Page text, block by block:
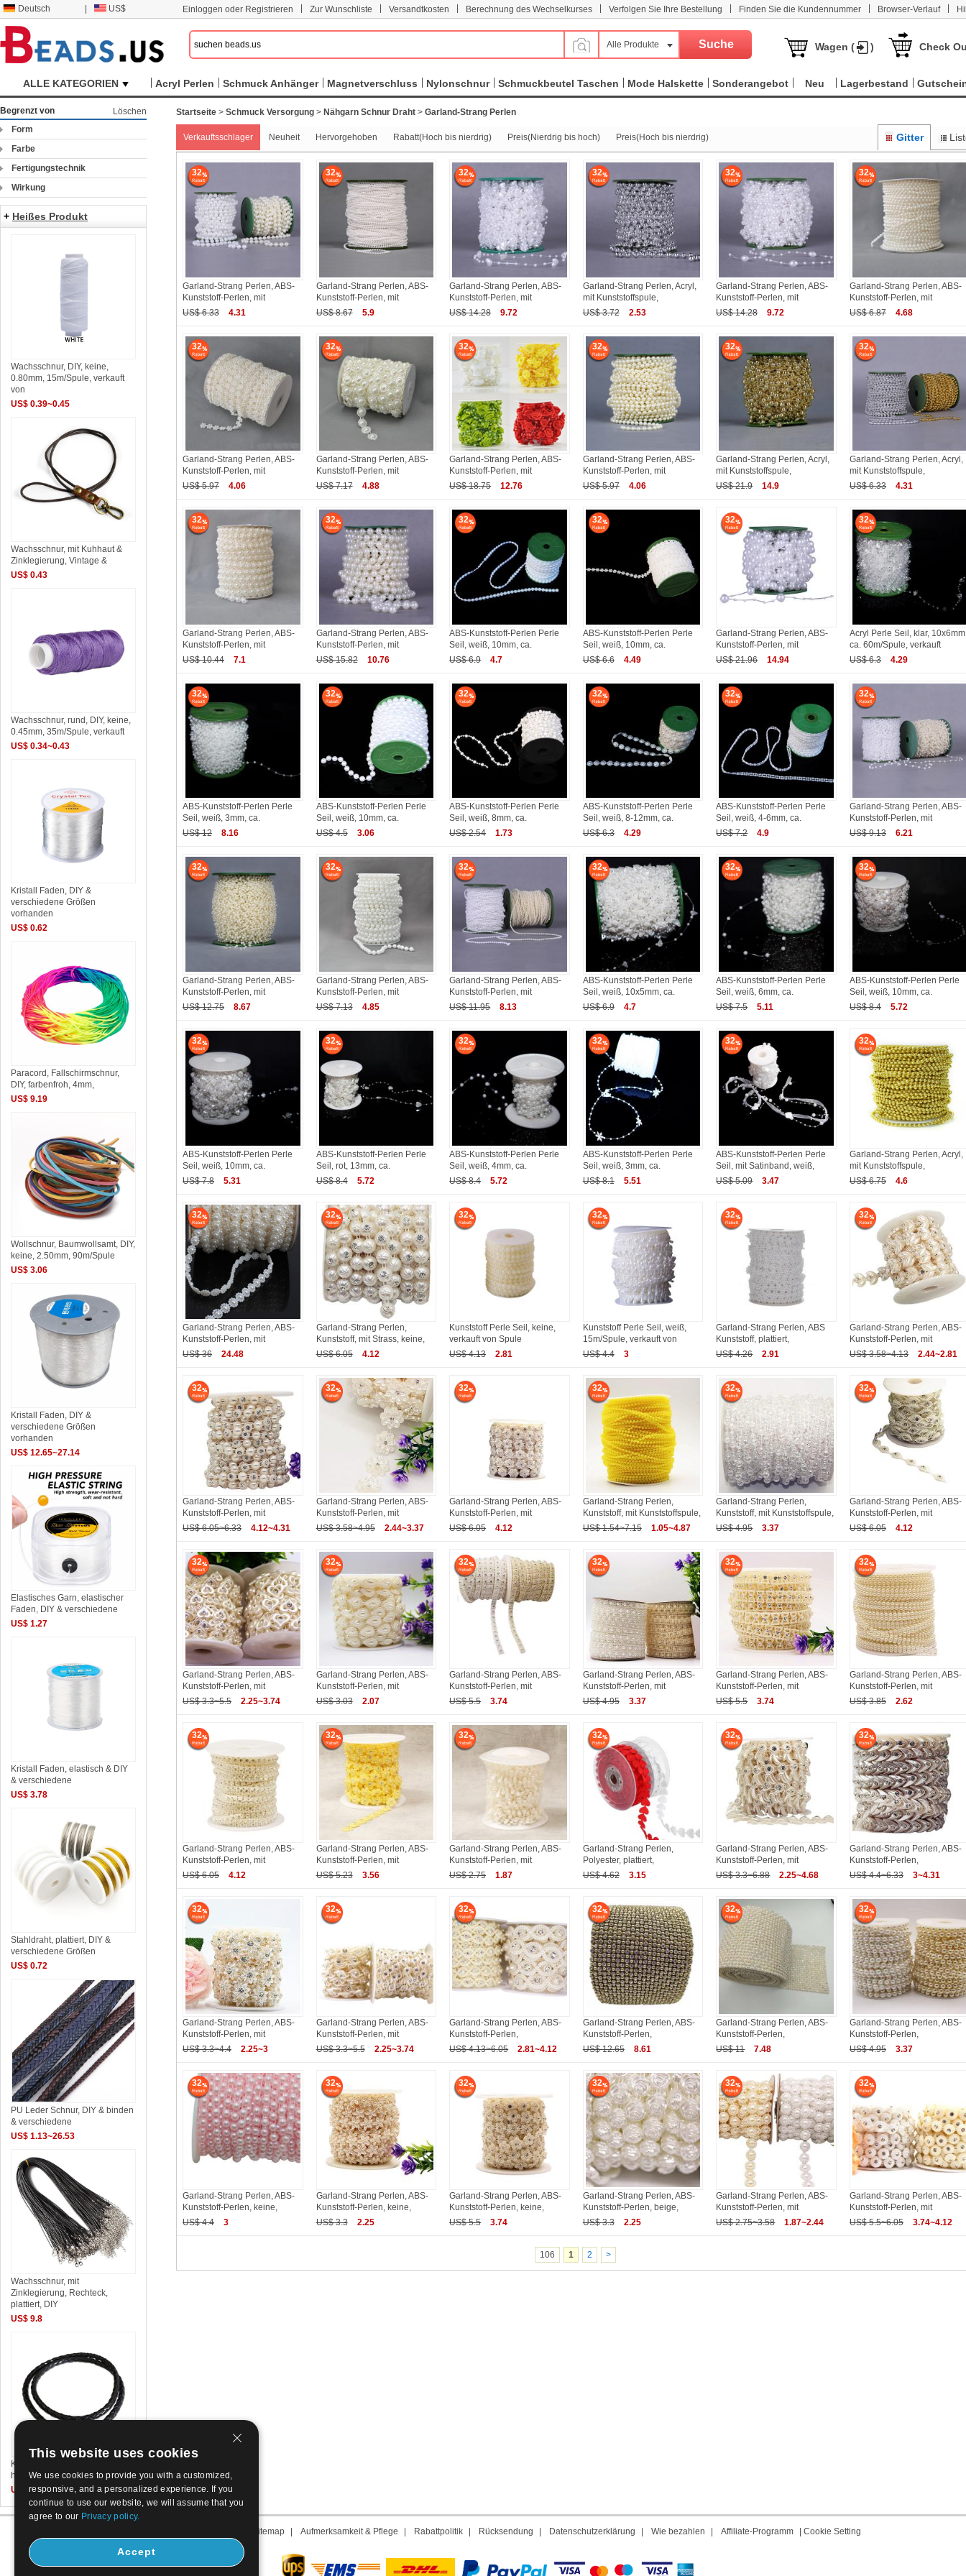
Deutsch US$ Einloggen oder Registrieren Zur Wunschliste Versandtkosten Berechnung des Wechselkurses Verfolgen Sie Ihre Bestellung Finden Sie die Kundennummer Browser-Verlauf
Alle Produkte Wagen ( ) Check
ALLE KATEGORIEN Acryl Perlen Schmuck Anhänger Magnetverschluss Nylonschnur Schmuckbeutel Taschen Mode Halskette Sonderangebot Neu Lagerbestand
Startseite> Schmuck Versorgung> Nähgarn Schnur Draht> Garland-Strang Perlen
Verkauftsschlager Neuheit Hervorgehoben Rabatt(Hoch bis nierdrig) Preis(Nierdrig bis hoch) Preis(Hoch bis nierdrig) Gitter
32
Garland-Strang Perlen, ABS-
Kunststoff-Perlen, mit
US$ 6.33
4.31
32
Garland-Strang Perlen, ABS-
Kunststoff-Perlen, mit
US$ 8.67
5.9
32
Garland-Strang Perlen, ABS-
Kunststoff-Perlen, mit
US$ 14.28
9.72
32
Garland-Strang Perlen, Acryl,
mit Kunststoffspule,
US$ 3.72
2.53
32
Garland-Strang Perlen, ABS-
Kunststoff-Perlen, mit
US$ 14.28
9.72
32
Garland-Strang Perlen, ABS-
Kunststoff-Perlen, mit
US$ 6.87
4.68
32
Garland-Strang Perlen, ABS-
Kunststoff-Perlen, mit
US$ 5.97
4.06
32
Garland-Strang Perlen, ABS-
Kunststoff-Perlen, mit
US$ 7.17
4.88
32
Garland-Strang Perlen, ABS-
Kunststoff-Perlen, mit
US$ 18.75
12.76
32
Garland-Strang Perlen, ABS-
Kunststoff-Perlen, mit
US$ 5.97
4.06
32
Garland-Strang Perlen, Acryl,
mit Kunststoffspule,
US$ 21.9
14.9
32
Garland-Strang Perlen, Acryl,
mit Kunststoffspule,
US$ 6.33
4.31
32
Garland-Strang Perlen, ABS-
Kunststoff-Perlen, mit
US$ 10.44
7.1
32
Garland-Strang Perlen, ABS-
Kunststoff-Perlen, mit
US$ 15.82
10.76
32
ABS-Kunststoff-Perlen Perle
Seil, weiß, 10mm, ca.
US$ 6.9
4.7
32
ABS-Kunststoff-Perlen Perle
Seil, weiß, 10mm, ca.
US$ 6.6
4.49
32
Garland-Strang Perlen, ABS-
Kunststoff-Perlen, mit
US$ 21.96
14.94
32
Acryl Perle Seil, klar,
ca. 60m/Spule, verkauft
US$ 6.3
4.29
32
ABS-Kunststoff-Perlen Perle
Seil, weiß, 3mm, ca.
US$ 12
8.16
32
ABS-Kunststoff-Perlen Perle
Seil, weiß, 10mm, ca.
US$ 4.5
3.06
32
ABS-Kunststoff-Perlen Perle
Seil, weiß, 8mm, ca.
US$ 2.54
1.73
32
ABS-Kunststoff-Perlen Perle
Seil, weiß, 8-12mm, ca.
US$ 6.3
4.29
32
ABS-Kunststoff-Perlen Perle
Seil, weiß, 4-6mm, ca.
US$ 7.2
4.9
32
Garland-Strang Perlen, ABS-
Kunststoff-Perlen, mit
US$ 9.13
6.21
32
Garland-Strang Perlen, ABS-
Kunststoff-Perlen, mit
US$ 12.75
8.67
32
Garland-Strang Perlen, ABS-
Kunststoff-Perlen, mit
US$ 7.13
4.85
32
Garland-Strang Perlen, ABS-
Kunststoff-Perlen, mit
US$ 11.95
8.13
32
ABS-Kunststoff-Perlen Perle
Seil, weiß, 10x5mm, ca.
US$ 6.9
4.7
32
ABS-Kunststoff-Perlen Perle
Seil, weiß, 6mm, ca.
US$ 7.5
5.11
32
ABS-Kunststoff-Perlen Perle
Seil, weiß, 10mm, ca.
US$ 8.4
5.72
32
ABS-Kunststoff-Perlen Perle
Seil, weiß, 10mm, ca.
US$ 7.8
5.31
32
ABS-Kunststoff-Perlen Perle
Seil, rot, 13mm, ca.
US$ 8.4
5.72
32
ABS-Kunststoff-Perlen Perle
Seil, weiß, 4mm, ca.
US$ 8.4
5.72
32
ABS-Kunststoff-Perlen Perle
Seil, weiß, 3mm, ca.
US$ 8.1
5.51
32
ABS-Kunststoff-Perlen Perle
Seil, mit Satinband, weiß,
US$ 5.09
3.47
32
Garland-Strang Perlen, Acryl,
mit Kunststoffspule,
US$ 6.75
4.6
32
Garland-Strang Perlen, ABS-
Kunststoff-Perlen, mit
US$ 36
24.48
32
Garland-Strang Perlen,
Kunststoff, mit Strass, keine,
US$ 6.05
4.12
32
Kunststoff Perle Seil, keine,
verkauft von Spule
US$ 4.13
2.81
32
Kunststoff Perle Seil, weiß,
15m/Spule, verkauft von
US$ 4.4
3
32
Garland-Strang Perlen, ABS
Kunststoff, plattiert,
US$ 4.26
2.91
32
Garland-Strang Perlen, ABS-
Kunststoff-Perlen, mit
US$ 3.58~4.13
2.44~2.81
32
Garland-Strang Perlen, ABS-
Kunststoff-Perlen, mit
US$ 6.05~6.33
4.12~4.31
32
Garland-Strang Perlen, ABS-
Kunststoff-Perlen, mit
US$ 3.58~4.95
2.44~3.37
32
Garland-Strang Perlen, ABS-
Kunststoff-Perlen, mit
US$ 6.05
4.12
32
Garland-Strang Perlen,
Kunststoff, mit Kunststoffspule,
US$ 1.54~7.15
1.05~4.87
32
Garland-Strang Perlen,
Kunststoff, mit Kunststoffspule,
US$ 4.95
3.37
32
Garland-Strang Perlen, ABS-
Kunststoff-Perlen, mit
US$ 6.05
4.12
32
Garland-Strang Perlen, ABS-
Kunststoff-Perlen, mit
US$ 3.3~5.5
2.25~3.74
32
Garland-Strang Perlen, ABS-
Kunststoff-Perlen, mit
US$ 3.03
2.07
32
Garland-Strang Perlen, ABS-
Kunststoff-Perlen, mit
US$ 5.5
3.74
32
Garland-Strang Perlen, ABS-
Kunststoff-Perlen, mit
US$ 4.95
3.37
32
Garland-Strang Perlen, ABS-
Kunststoff-Perlen, mit
US$ 5.5
3.74
32
Garland-Strang Perlen, ABS-
Kunststoff-Perlen, mit
US$ 3.85
2.62
32
Garland-Strang Perlen, ABS-
Kunststoff-Perlen, mit
US$ 6.05
4.12
32
Garland-Strang Perlen, ABS-
Kunststoff-Perlen, mit
US$ 5.23
3.56
32
Garland-Strang Perlen, ABS-
Kunststoff-Perlen, mit
US$ 2.75
1.87
32
Garland-Strang Perlen,
Polyester, plattiert,
US$ 4.62
3.15
32
Garland-Strang Perlen, ABS-
Kunststoff-Perlen, mit
US$ 3.3~6.88
2.25~4.68
32
Garland-Strang Perlen, ABS-
Kunststoff-Perlen,
US$ 4.4~6.33
3~4.31
32
Garland-Strang Perlen, ABS-
Kunststoff-Perlen, mit
US$ 3.3~4.4
2.25~3
32
Garland-Strang Perlen, ABS-
Kunststoff-Perlen, mit
US$ 3.3~5.5
2.25~3.74
32
Garland-Strang Perlen, ABS-
Kunststoff-Perlen,
US$ 4.13~6.05
2.81~4.12
32
Garland-Strang Perlen, ABS-
Kunststoff-Perlen,
US$ 12.65
8.61
32
Garland-Strang Perlen, ABS-
Kunststoff-Perlen,
US$ 11
7.48
32
Garland-Strang Perlen, ABS-
Kunststoff-Perlen,
US$ 4.95
3.37
32
Garland-Strang Perlen, ABS-
Kunststoff-Perlen, keine,
US$ 4.4
3
32
Garland-Strang Perlen, ABS-
Kunststoff-Perlen, keine,
US$ 3.3
2.25
32
Garland-Strang Perlen, ABS-
Kunststoff-Perlen, keine,
US$ 5.5
3.74
32
Garland-Strang Perlen, ABS-
Kunststoff-Perlen, beige,
US$ 3.3
2.25
32
Garland-Strang Perlen, ABS-
Kunststoff-Perlen, mit
US$ 2.75~3.58
1.87~2.44
32
Garland-Strang Perlen, ABS-
Kunststoff-Perlen, mit
US$ 5.5~6.05
3.74~4.12
106 1 2 >
Begrenzt von
Löschen
Form
Farbe
Fertigungstechnik
Wirkung
+ Heißes Produkt
Wachsschnur, DIY, keine,
0.80mm, 15m/Spule, verkauft
von
US$ 0.39~0.45
Wachsschnur, mit Kuhhaut &
Zinklegierung, Vintage &
US$ 0.43
Wachsschnur, rund, DIY, keine,
0.45mm, 35m/Spule, verkauft
US$ 0.34~0.43
Kristall Faden, DIY &
verschiedene Größen
vorhanden
US$ 0.62
Paracord, Fallschirmschnur,
DIY, farbenfroh, 4mm,
US$ 9.19
Wollschnur, Baumwollsamt, DIY,
keine, 2.50mm, 90m/Spule
US$ 3.06
Kristall Faden, DIY &
verschiedene Größen
vorhanden
US$ 12.65~27.14
Elastisches Garn, elastischer
Faden, DIY & verschiedene
US$ 1.27
Kristall Faden, elastisch & DIY
& verschiedene
US$ 3.78
Stahldraht, plattiert, DIY &
verschiedene Größen
US$ 0.72
PU Leder Schnur, DIY & binden
& verschiedene
US$ 1.13~26.53
Wachsschnur, mit
Zinklegierung, Rechteck,
plattiert, DIY
US$ 9.8
Kuhhaut Halskette Schnur,
handgemacht, DIY &
US$ 3.06~3.47
Sitemap Aufmerksamkeit & Pflege Rabattpolitik Rücksendung Datenschutzerklärung Wie bezahlen Affiliate-Programm Cookie Setting
This website uses cookies
We use cookies to provide you with a customized,
responsive, and a personalized experience. If you
continue to use our website, we will assume that you
agree to our Privacy policy.
Accept